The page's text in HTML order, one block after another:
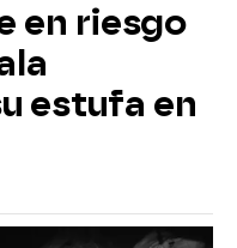
en riesgo
estufa en